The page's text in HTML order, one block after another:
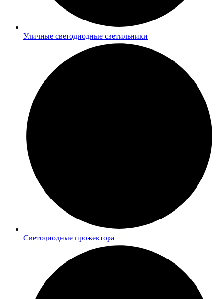
Уличные светодиодные светильники
Светодиодные прожектора